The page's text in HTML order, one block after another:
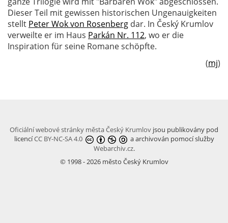
Dieser Teil mit gewissen historischen Ungenauigkeiten
stellt Peter Wok von Rosenberg dar. In Český Krumlov
verweilte er im Haus Parkán Nr. 112, wo er die
Inspiration für seine Romane schöpfte.
(mj)
Oficiální webové stránky města Český Krumlov jsou publikovány pod
licencíCC BY-NC-SA 4.0
a archivován pomocí služby
Webarchiv.cz.
© 1998 - 2026 město Český Krumlov